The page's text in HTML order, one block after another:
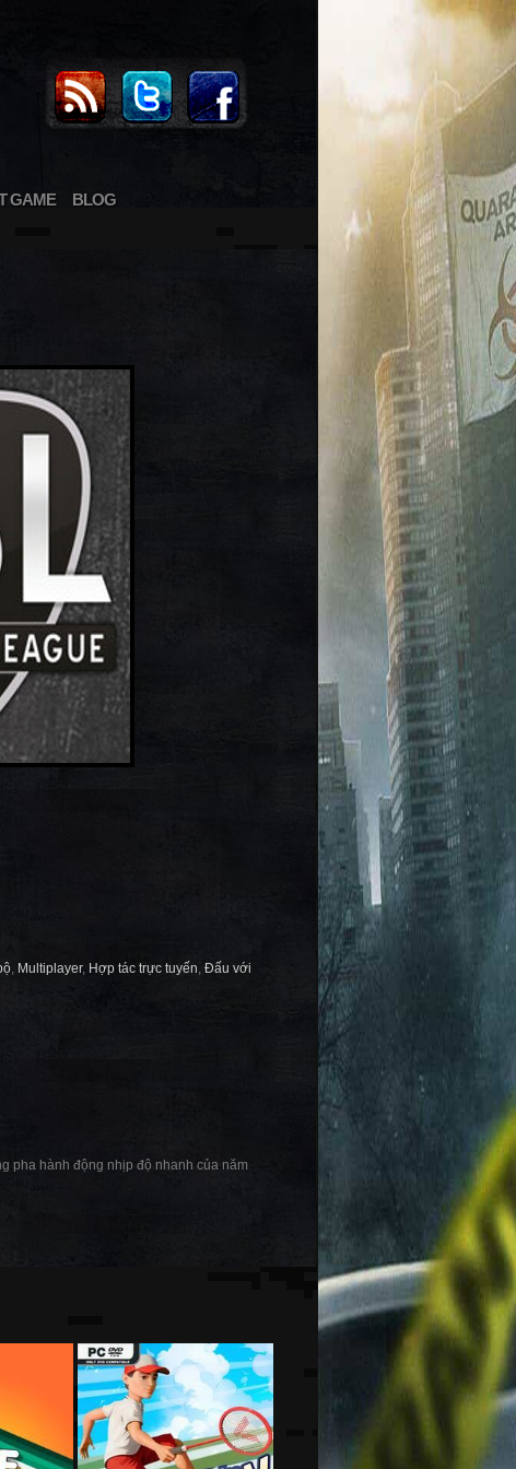
GAME BLOG
, Multiplayer, Hợp tác trực tuyến, Đấu với
pha hành động nhịp độ nhanh của năm